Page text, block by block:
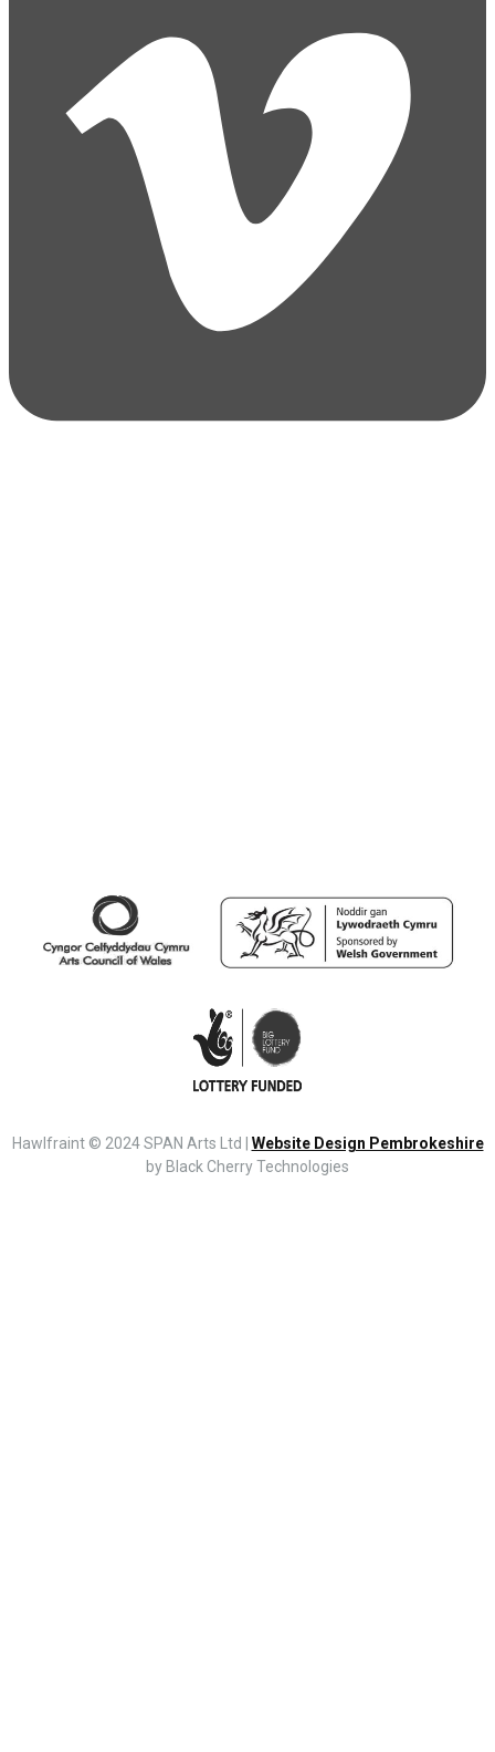
Hawlfraint © 2024 SPAN Arts Ltd | Website Design Pembrokeshire
by Black Cherry Technologies